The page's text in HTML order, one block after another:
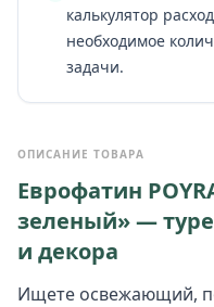
калькулятор
необходимое
задачи.
ОПИСАНИЕ ТОВАРА
Еврофатин
зеленый» —
и декора
Ищете освежающий,